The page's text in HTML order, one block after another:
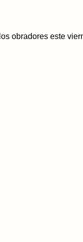
obradores este